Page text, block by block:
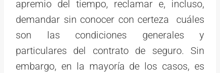
apremio del tiempo, reclamar e, incluso,
demandar sin conocer con certeza cuáles
son las condiciones generales y
particulares del contrato de seguro. Sin
embargo, en la mayoría de los casos, es